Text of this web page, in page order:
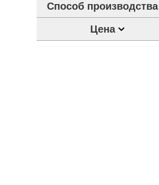
Способ производства
Цена